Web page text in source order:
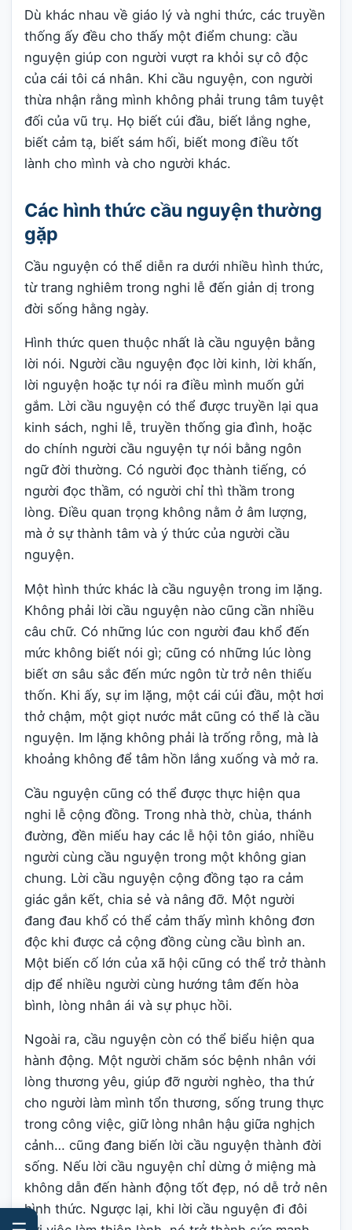
Dù khác nhau về giáo lý và nghi thức, các truyền
thống ấy đều cho thấy một điểm chung: cầu
nguyện giúp con người vượt ra khỏi sự cô độc
của cái tôi cá nhân. Khi cầu nguyện, con người
thừa nhận rằng mình không phải trung tâm tuyệt
đối của vũ trụ. Họ biết cúi đầu, biết lắng nghe,
biết cảm tạ, biết sám hối, biết mong điều tốt
lành cho mình và cho người khác.
Các hình thức cầu nguyện thường
gặp
Cầu nguyện có thể diễn ra dưới nhiều hình thức,
từ trang nghiêm trong nghi lễ đến giản dị trong
đời sống hằng ngày.
Hình thức quen thuộc nhất là cầu nguyện bằng
lời nói. Người cầu nguyện đọc lời kinh, lời khấn,
lời nguyện hoặc tự nói ra điều mình muốn gửi
gắm. Lời cầu nguyện có thể được truyền lại qua
kinh sách, nghi lễ, truyền thống gia đình, hoặc
do chính người cầu nguyện tự nói bằng ngôn
ngữ đời thường. Có người đọc thành tiếng, có
người đọc thầm, có người chỉ thì thầm trong
lòng. Điều quan trọng không nằm ở âm lượng,
mà ở sự thành tâm và ý thức của người cầu
nguyện.
Một hình thức khác là cầu nguyện trong im lặng.
Không phải lời cầu nguyện nào cũng cần nhiều
câu chữ. Có những lúc con người đau khổ đến
mức không biết nói gì; cũng có những lúc lòng
biết ơn sâu sắc đến mức ngôn từ trở nên thiếu
thốn. Khi ấy, sự im lặng, một cái cúi đầu, một hơi
thở chậm, một giọt nước mắt cũng có thể là cầu
nguyện. Im lặng không phải là trống rỗng, mà là
khoảng không để tâm hồn lắng xuống và mở ra.
Cầu nguyện cũng có thể được thực hiện qua
nghi lễ cộng đồng. Trong nhà thờ, chùa, thánh
đường, đền miếu hay các lễ hội tôn giáo, nhiều
người cùng cầu nguyện trong một không gian
chung. Lời cầu nguyện cộng đồng tạo ra cảm
giác gắn kết, chia sẻ và nâng đỡ. Một người
đang đau khổ có thể cảm thấy mình không đơn
độc khi được cả cộng đồng cùng cầu bình an.
Một biến cố lớn của xã hội cũng có thể trở thành
dịp để nhiều người cùng hướng tâm đến hòa
bình, lòng nhân ái và sự phục hồi.
Ngoài ra, cầu nguyện còn có thể biểu hiện qua
hành động. Một người chăm sóc bệnh nhân với
lòng thương yêu, giúp đỡ người nghèo, tha thứ
cho người làm mình tổn thương, sống trung thực
trong công việc, giữ lòng nhân hậu giữa nghịch
cảnh… cũng đang biến lời cầu nguyện thành đời
sống. Nếu lời cầu nguyện chỉ dừng ở miệng mà
không dẫn đến hành động tốt đẹp, nó dễ trở nên
hình thức. Ngược lại, khi lời cầu nguyện đi đôi